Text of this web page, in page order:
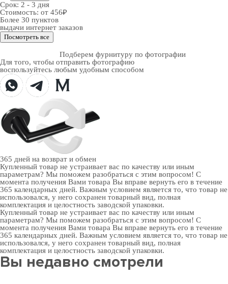
Срок: 2 - 3 дня
Стоимость: от 456₽
Более 30 пунктов
выдачи интернет заказов
Посмотреть все
Подберем фурнитуру по фотографии
Для того, чтобы отправить фотографию
воспользуйтесь любым удобным способом
365 дней на возврат и обмен
Купленный товар не устраивает вас по качеству или иным
параметрам? Мы поможем разобраться с этим вопросом! С
момента получения Вами товара Вы вправе вернуть его в течение
365 календарных дней. Важным условием является то, что товар не
использовался, у него сохранен товарный вид, полная
комплектация и целостность заводской упаковки.
Купленный товар не устраивает вас по качеству или иным
параметрам? Мы поможем разобраться с этим вопросом! С
момента получения Вами товара Вы вправе вернуть его в течение
365 календарных дней. Важным условием является то, что товар не
использовался, у него сохранен товарный вид, полная
комплектация и целостность заводской упаковки.
Вы недавно смотрели